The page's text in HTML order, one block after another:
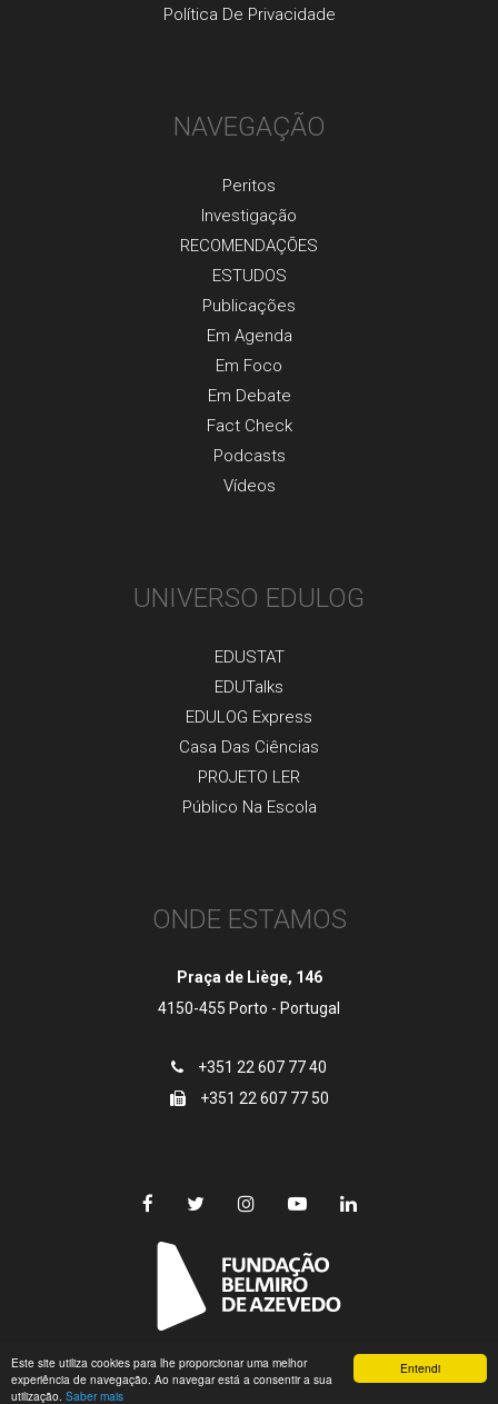
Entendi
Este site utiliza cookies para lhe proporcionar uma melhor
experiência de navegação. Ao navegar está a consentir a sua
utilização. Saber mais
Política De Privacidade
NAVEGAÇÃO
Peritos
Investigaçãо
RECOMENDAÇÕES
ESTUDOS
Publicaçõеs
Em Agenda
Em Foco
Em Debate
Fact Check
Podcasts
Vídeos
UNIVERSO EDULOG
EDUSTAT
EDUTalks
EDULOG Express
Casa Das Ciências
PROJETO LER
Público Na Escola
ONDE ESTAMOS
Praça de Liège, 146
4150-455 Porto - Portugal
+351 22 607 77 40
+351 22 607 77 50
© Copyright 2018 EDULOG | Fundação Belmiro de Azevedo
Todos os direitos reservados.